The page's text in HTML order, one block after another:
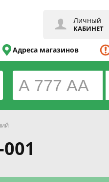
Личный
КАБИНЕТ
Адреса магазинов